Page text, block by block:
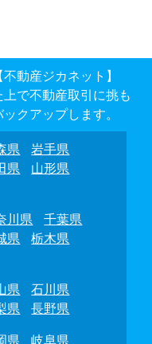
動産ジカネット】
で不動産取引に挑も
クアップします。
県
岩手県
県
山形県
川県
千葉県
県
栃木県
県
石川県
県
長野県
県 岐阜県